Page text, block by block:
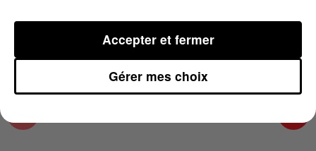
Podcast infos du Comminges
Gérer mes choix
Accepter et fermer